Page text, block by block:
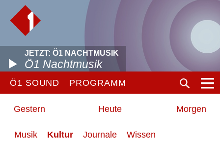
JETZT: Ö1 NACHTMUSIK
Ö1 Nachtmusik
Ö1 SOUND PROGRAMM
Gestern Heute Morgen
Musik Kultur Journale
Wissen